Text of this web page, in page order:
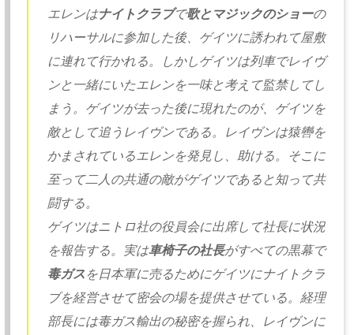
エレンはナイトクラブで歌とマジックのショーの
リハーサルに参加した後、 ゲイツに誘われて屋敷
に連れて行かれる。
しかしゲイツは列車でレイヴ
ンと一緒にいたエレンを一味と考えて監禁してし
まう。ゲイツが去った後に現れたのが、 ゲイツを
敵として追うレイヴンである。 レイヴンは猿轡を
かまされているエレンを発見し、助ける。 そこに
至って二人の共通の敵がゲイツであると知って共
闘する。
ゲイツはニトロ社の役員会に出席して社長に状況
を報告する。 実は車椅子の社長がすべての黒幕で
毒ガスを日本軍に売るためにゲイツにナイトクラ
ブを経営させて密会の場を提供させている。経理
部長には毒ガス輸出の秘密を握られ、 レイヴンに